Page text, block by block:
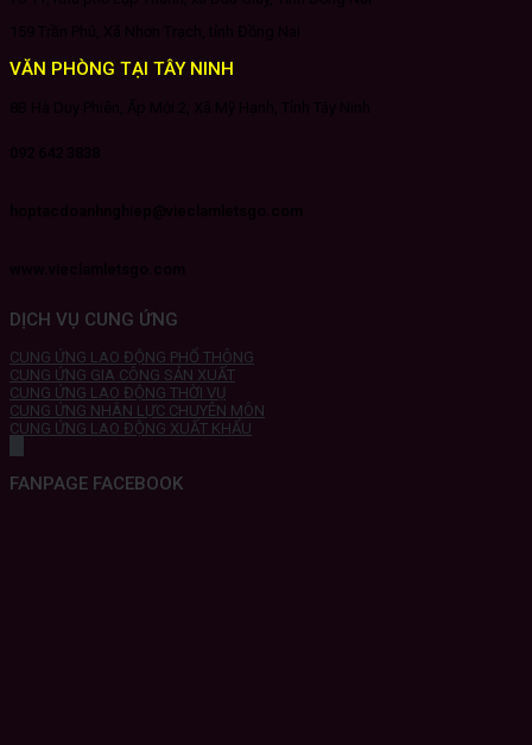
VĂN PHÒNG TẠI TÂY NINH
DỊCH VỤ CUNG ỨNG
CUNG ỨNG LAO ĐỘNG PHỔ THÔNG
CUNG ỨNG GIA CÔNG SẢN XUẤT
CUNG ỨNG LAO ĐỘNG THỜI VỤ
CUNG ỨNG NHÂN LỰC CHUYÊN MÔN
CUNG ỨNG LAO ĐỘNG XUẤT KHẨU
FANPAGE FACEBOOK